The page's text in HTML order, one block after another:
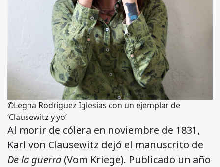
©Legna Rodríguez Iglesias con un ejemplar de
‘Clausewitz y yo’
Al morir de cólera en noviembre de 1831,
Karl von Clausewitz dejó el manuscrito de
De la guerra (Vom Kriege). Publicado un año